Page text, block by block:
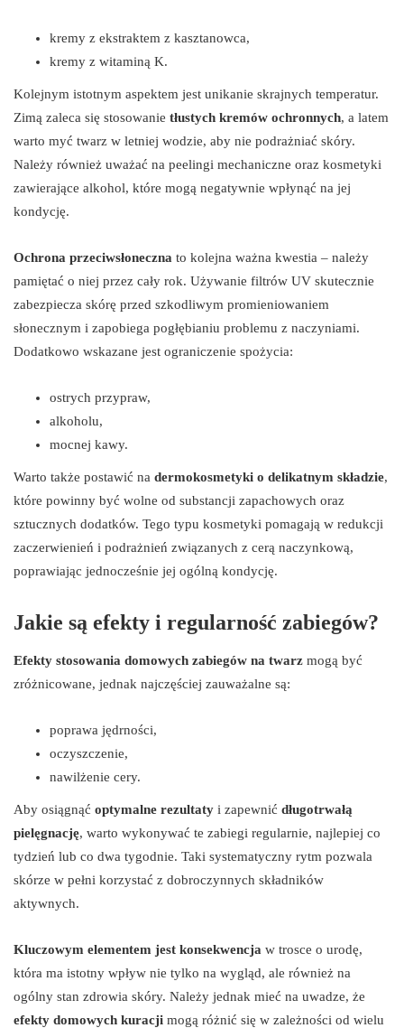
kremy z ekstraktem z kasztanowca,
kremy z witaminą K.
Kolejnym istotnym aspektem jest unikanie skrajnych temperatur.
Zimą zaleca się stosowanie tłustych kremów ochronnych, a latem
warto myć twarz w letniej wodzie, aby nie podrażniać skóry.
Należy również uważać na peelingi mechaniczne oraz kosmetyki
zawierające alkohol, które mogą negatywnie wpłynąć na jej
kondycję.
Ochrona przeciwsłoneczna to kolejna ważna kwestia – należy
pamiętać o niej przez cały rok. Używanie filtrów UV skutecznie
zabezpiecza skórę przed szkodliwym promieniowaniem
słonecznym i zapobiega pogłębianiu problemu z naczyniami.
Dodatkowo wskazane jest ograniczenie spożycia:
ostrych przypraw,
alkoholu,
mocnej kawy.
Warto także postawić na dermokosmetyki o delikatnym składzie,
które powinny być wolne od substancji zapachowych oraz
sztucznych dodatków. Tego typu kosmetyki pomagają w redukcji
zaczerwienień i podrażnień związanych z cerą naczynkową,
poprawiając jednocześnie jej ogólną kondycję.
Jakie są efekty i regularność zabiegów?
Efekty stosowania domowych zabiegów na twarz mogą być
zróżnicowane, jednak najczęściej zauważalne są:
poprawa jędrności,
oczyszczenie,
nawilżenie cery.
Aby osiągnąć optymalne rezultaty i zapewnić długotrwałą
pielęgnację, warto wykonywać te zabiegi regularnie, najlepiej co
tydzień lub co dwa tygodnie. Taki systematyczny rytm pozwala
skórze w pełni korzystać z dobroczynnych składników
aktywnych.
Kluczowym elementem jest konsekwencja w trosce o urodę,
która ma istotny wpływ nie tylko na wygląd, ale również na
ogólny stan zdrowia skóry. Należy jednak mieć na uwadze, że
efekty domowych kuracji mogą różnić się w zależności od wielu